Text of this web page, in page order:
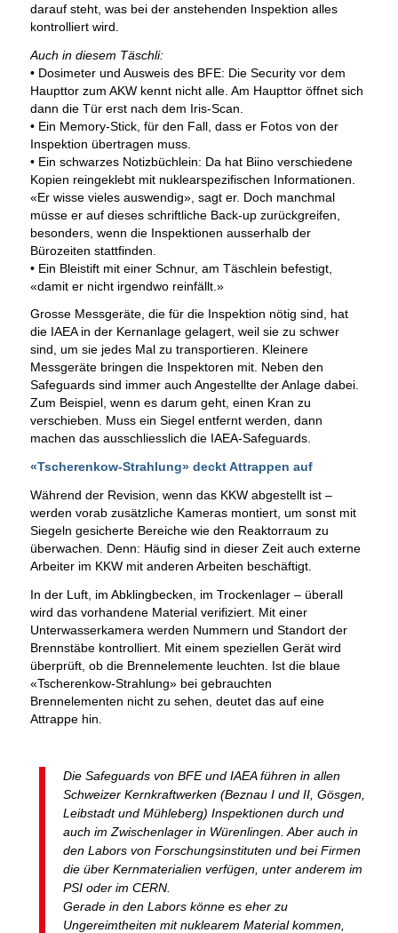
darauf steht, was bei der anstehenden Inspektion alles
kontrolliert wird.
Auch in diesem Täschli:
• Dosimeter und Ausweis des BFE: Die Security vor dem
Haupttor zum AKW kennt nicht alle. Am Haupttor öffnet sich
dann die Tür erst nach dem Iris-Scan.
• Ein Memory-Stick, für den Fall, dass er Fotos von der
Inspektion übertragen muss.
• Ein schwarzes Notizbüchlein: Da hat Biino verschiedene
Kopien reingeklebt mit nuklearspezifischen Informationen.
«Er wisse vieles auswendig», sagt er. Doch manchmal
müsse er auf dieses schriftliche Back-up zurückgreifen,
besonders, wenn die Inspektionen ausserhalb der
Bürozeiten stattfinden.
• Ein Bleistift mit einer Schnur, am Täschlein befestigt,
«damit er nicht irgendwo reinfällt.»
Grosse Messgeräte, die für die Inspektion nötig sind, hat
die IAEA in der Kernanlage gelagert, weil sie zu schwer
sind, um sie jedes Mal zu transportieren. Kleinere
Messgeräte bringen die Inspektoren mit. Neben den
Safeguards sind immer auch Angestellte der Anlage dabei.
Zum Beispiel, wenn es darum geht, einen Kran zu
verschieben. Muss ein Siegel entfernt werden, dann
machen das ausschliesslich die IAEA-Safeguards.
«Tscherenkow-Strahlung» deckt Attrappen auf
Während der Revision, wenn das KKW abgestellt ist –
werden vorab zusätzliche Kameras montiert, um sonst mit
Siegeln gesicherte Bereiche wie den Reaktorraum zu
überwachen. Denn: Häufig sind in dieser Zeit auch externe
Arbeiter im KKW mit anderen Arbeiten beschäftigt.
In der Luft, im Abklingbecken, im Trockenlager – überall
wird das vorhandene Material verifiziert. Mit einer
Unterwasserkamera werden Nummern und Standort der
Brennstäbe kontrolliert. Mit einem speziellen Gerät wird
überprüft, ob die Brennelemente leuchten. Ist die blaue
«Tscherenkow-Strahlung» bei gebrauchten
Brennelementen nicht zu sehen, deutet das auf eine
Attrappe hin.
Die Safeguards von BFE und IAEA führen in allen
Schweizer Kernkraftwerken (Beznau I und II, Gösgen,
Leibstadt und Mühleberg) Inspektionen durch und
auch im Zwischenlager in Würenlingen. Aber auch in
den Labors von Forschungsinstituten und bei Firmen
die über Kernmaterialien verfügen, unter anderem im
PSI oder im CERN.
Gerade in den Labors könne es eher zu
Ungereimtheiten mit nuklearem Material kommen,